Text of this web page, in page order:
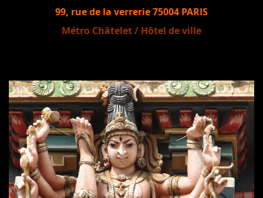
99, rue de la verrerie 75004 PARIS
Métro Châtelet / Hôtel de ville